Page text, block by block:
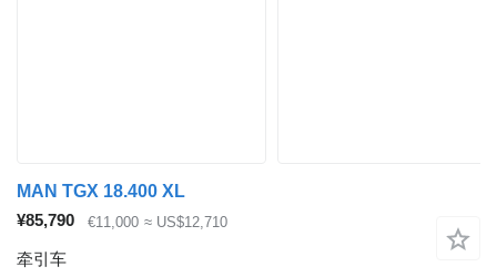
MAN TGX 18.400 XL
¥85,790
€11,000 ≈ US$12,710
牵引车